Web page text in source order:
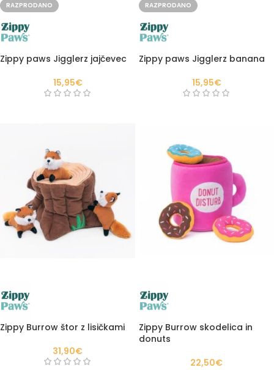
RAZPRODANO
Zippy paws Jigglerz jajčevec
15,95€
RAZPRODANO
Zippy paws Jigglerz banana
15,95€
Zippy Burrow štor z lisičkami
31,90€
Zippy Burrow skodelica in
donuts
22,50€